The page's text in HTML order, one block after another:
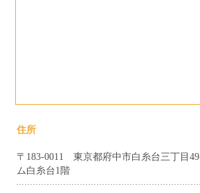
住所
〒183-0011 東京都府中市白糸台三丁目
ム白糸台1階